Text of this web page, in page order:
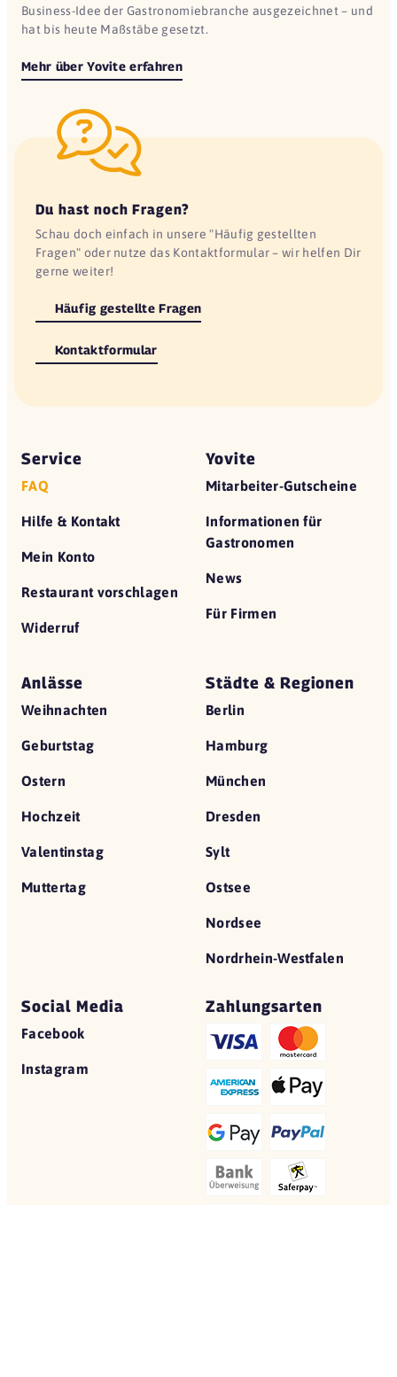
Business-Idee der Gastronomiebranche ausgezeichnet – und
hat bis heute Maßstäbe gesetzt.
Mehr über Yovite erfahren
Du hast noch Fragen?
Schau doch einfach in unsere "Häufig gestellten
Fragen" oder nutze das Kontaktformular – wir helfen Dir
gerne weiter!
Häufig gestellte Fragen
Kontaktformular
Service
FAQ
Hilfe & Kontakt
Mein Konto
Restaurant vorschlagen
Widerruf
Yovite
Mitarbeiter-Gutscheine
Informationen für
Gastronomen
News
Für Firmen
Anlässe
Weihnachten
Geburtstag
Ostern
Hochzeit
Valentinstag
Muttertag
Städte & Regionen
Berlin
Hamburg
München
Dresden
Sylt
Ostsee
Nordsee
Nordrhein-Westfalen
Social Media
Facebook
Instagram
Zahlungsarten